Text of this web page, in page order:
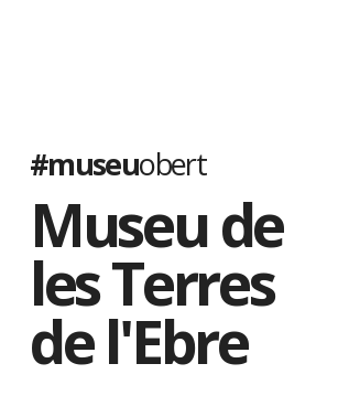
#museuobert
Museu de
les Terres
de l'Ebre